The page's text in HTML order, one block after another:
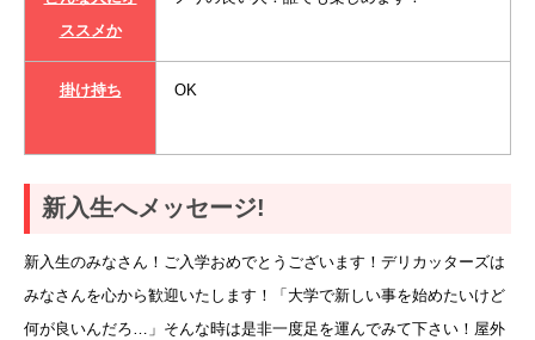
ススメか
掛け持ち OK
新入生へメッセージ!
新入生のみなさん！ご入学おめでとうございます！デリカッターズは
みなさんを心から歓迎いたします！「大学で新しい事を始めたいけど
何が良いんだろ…」そんな時は是非一度足を運んでみて下さい！屋外